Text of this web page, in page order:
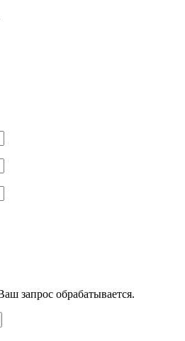
запрос обрабатывается.